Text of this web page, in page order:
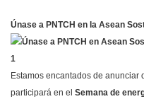
Únase a PNTCH en la Asean
Estamos encantados de anunciar
participará en el Semana de